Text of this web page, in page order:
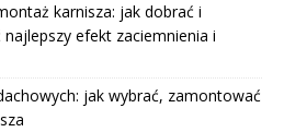
karnisza: jak dobrać i
efekt zaciemnienia i
jak wybrać, zamontować